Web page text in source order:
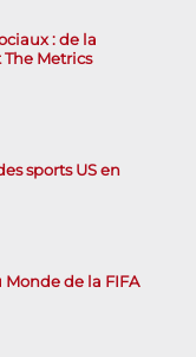
: de la
Metrics
sports US en
Monde de la FIFA